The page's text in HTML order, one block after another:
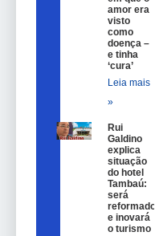
amor era
visto
como
doença –
e tinha
‘cura’
Leia mais
»
Rui
Galdino
explica
situação
do hotel
Tambaú:
será
reformado
e inovará
o turismo